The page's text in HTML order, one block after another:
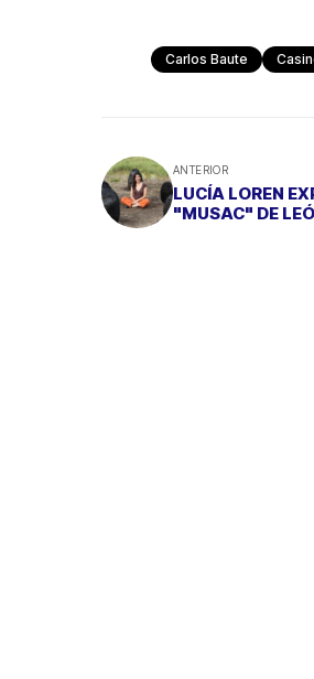
Carlos Baute
ANTERIOR
LUCÍA LOREN
"MUSAC" DE